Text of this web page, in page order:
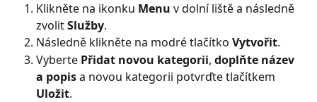
Klikněte na ikonku Menu v dolní liště a následně
zvolit Služby.
Následně klikněte na modré tlačítko Vytvořit.
Vyberte Přidat novou kategorii, doplňte název
a popis a novou kategorii potvrďte tlačítkem
Uložit.